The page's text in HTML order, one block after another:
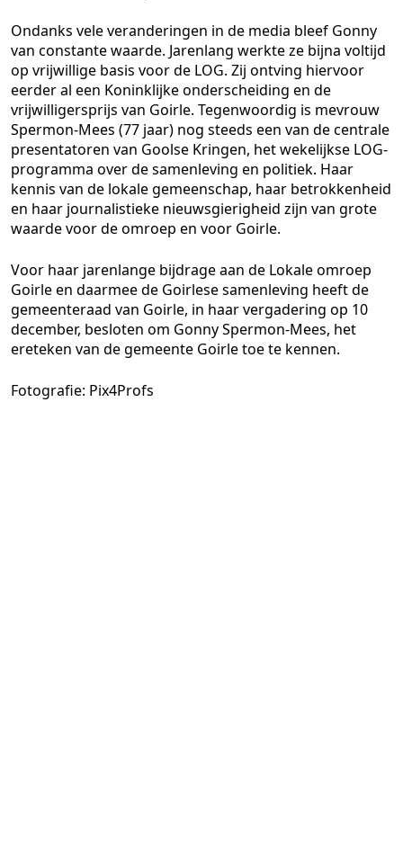
Ondanks vele veranderingen in de media bleef Gonny
van constante waarde. Jarenlang werkte ze bijna voltijd
op vrijwillige basis voor de LOG. Zij ontving hiervoor
eerder al een Koninklijke onderscheiding en de
vrijwilligersprijs van Goirle. Tegenwoordig is mevrouw
Spermon-Mees (77 jaar) nog steeds een van de centrale
presentatoren van Goolse Kringen, het wekelijkse LOG-
programma over de samenleving en politiek. Haar
kennis van de lokale gemeenschap, haar betrokkenheid
en haar journalistieke nieuwsgierigheid zijn van grote
waarde voor de omroep en voor Goirle.
Voor haar jarenlange bijdrage aan de Lokale omroep
Goirle en daarmee de Goirlese samenleving heeft de
gemeenteraad van Goirle, in haar vergadering op 10
december, besloten om Gonny Spermon-Mees, het
ereteken van de gemeente Goirle toe te kennen.
Fotografie: Pix4Profs